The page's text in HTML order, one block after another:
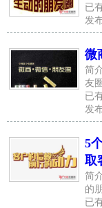
已
发
微
简
友
已
发
5
取
简
的
已